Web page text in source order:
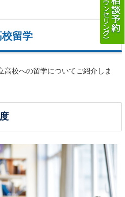
留学
高校への留学についてご紹介しま